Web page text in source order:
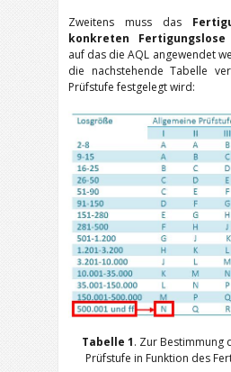
Zweitens muss das
konkreten
auf das die AQL angewendet
die nachstehende Tabelle
Prüfstufe festgelegt wird:
Tabelle 1. Zur Bestimmung
Prüfstufe in Funktion des